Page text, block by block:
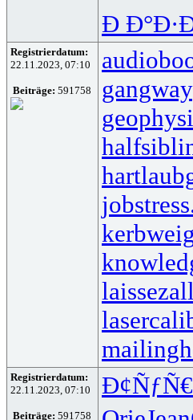
Ð
Registrierdatum:
22.11.2023, 07:10
Beiträge: 591758
Registrierdatum:
22.11.2023, 07:10
Beiträge: 591758